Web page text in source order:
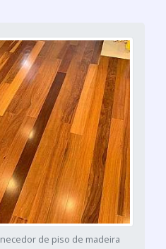
de piso de madeira